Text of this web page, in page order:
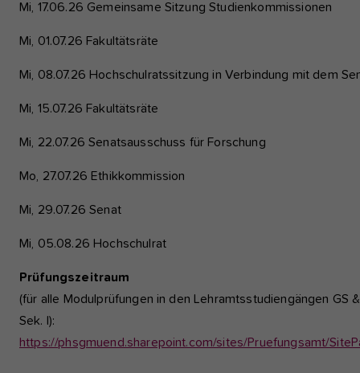
Mi, 17.06.26 Gemeinsame Sitzung Studienkommissionen
Mi, 01.07.26 Fakultätsräte
Mi, 08.07.26 Hochschulratssitzung in Verbindung mit dem
Mi, 15.07.26 Fakultätsräte
Mi, 22.07.26 Senatsausschuss für Forschung
Mo, 27.07.26 Ethikkommission
Mi, 29.07.26 Senat
Mi, 05.08.26 Hochschulrat
Prüfungszeitraum
(für alle Modulprüfungen in den Lehramtsstudiengängen GS &
Sek. I):
https://phsgmuend.sharepoint.com/sites/Pruefungsamt/